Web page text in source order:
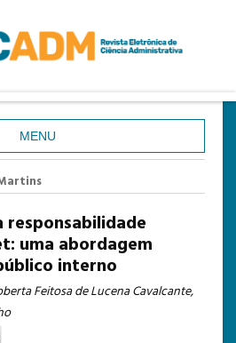
MENU
responsabilidade
uma abordagem
interno
Feitosa de Lucena Cavalcante,